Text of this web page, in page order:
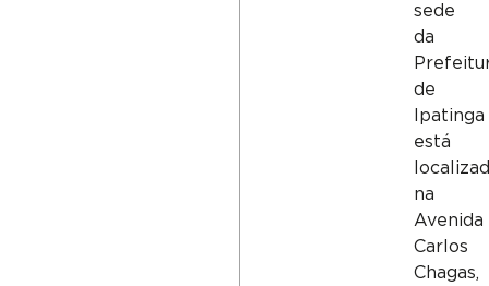
sede
da
de
Ipatinga
está
na
Avenida
Carlos
Chagas,